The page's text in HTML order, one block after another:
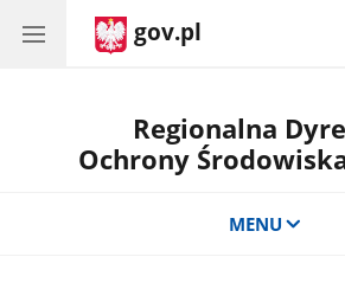
gov.pl
Regionalna
Ochrony
MENU